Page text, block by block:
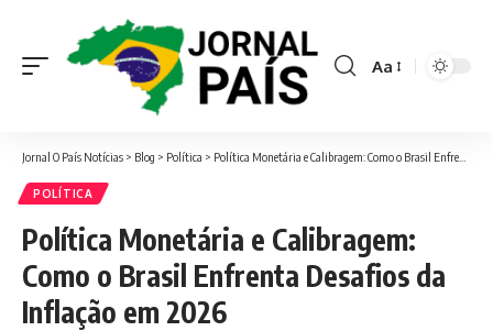
Font
Aa
Jornal O País Notícias > Blog > Política > Política Monetária e Calibragem: Como o Brasil Enfrenta Desafios da Inflação em 2026
POLÍTICA
Política Monetária e Calibragem:
Como o Brasil Enfrenta Desafios da
Inflação em 2026